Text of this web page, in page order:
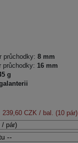
průchodky: 8 mm
průchodky: 16 mm
g
239,60 CZK / bal. (10 pár)